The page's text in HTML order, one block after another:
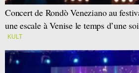
Concert de Rondò Veneziano au
une escale à Venise le temps d’une
KULT